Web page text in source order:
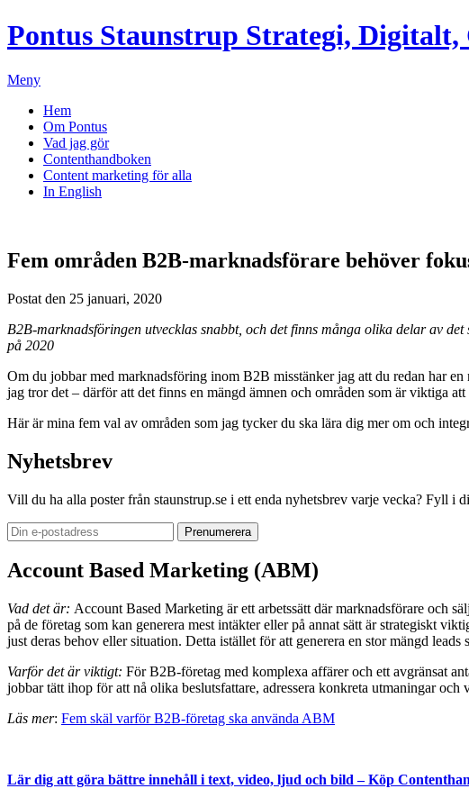
Pontus Staunstrup Strategi, Digitalt,
Meny
Hem
Om Pontus
Vad jag gör
Contenthandboken
Content marketing för alla
In English
Fem områden B2B-marknadsförare behöver
Postat den 25 januari, 2020
B2B-marknadsföringen utvecklas snabbt, och det finns många olika delar av
på 2020
Om du jobbar med marknadsföring inom B2B misstänker jag att du redan har
jag tror det – därför att det finns en mängd ämnen och områden som är viktiga
Här är mina fem val av områden som jag tycker du ska lära dig mer om och
Nyhetsbrev
Vill du ha alla poster från staunstrup.se i ett enda nyhetsbrev varje vecka? Fyll i
Account Based Marketing (ABM)
Vad det är: Account Based Marketing är ett arbetssätt där marknadsförare och
på de företag som kan generera mest intäkter eller på annat sätt är strategiskt
just deras behov eller situation. Detta istället för att generera en stor mängd leads
Varför det är viktigt: För B2B-företag med komplexa affärer och ett avgränsat
jobbar tätt ihop för att nå olika beslutsfattare, adressera konkreta utmaningar
Läs mer: Fem skäl varför B2B-företag ska använda ABM
Lär dig att göra bättre innehåll i text, video, ljud och bild – Köp